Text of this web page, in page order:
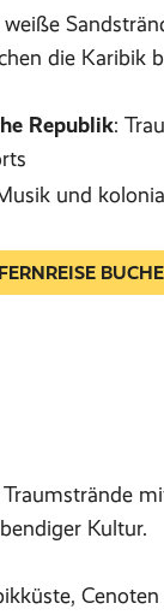
die Karibik
Republik:
und
Kultur.